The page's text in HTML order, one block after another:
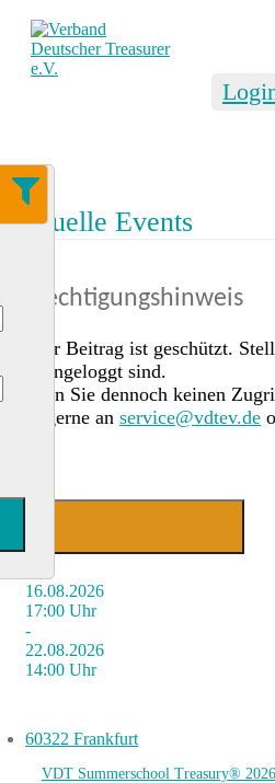
Aktuelle Events
Berechtigungshinweis
Dieser Beitrag ist geschützt.
Sie eingeloggt sind.
Sollten Sie dennoch keinen
sich gerne an service@vdtev.de
16.08.2026
17:00 Uhr
-
22.08.2026
14:00 Uhr
60322 Frankfurt
VDT Summerschool Treasury® 2026